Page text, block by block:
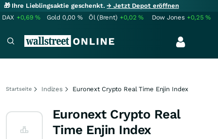
🎁 Ihre Lieblingsaktie geschenkt.→ Jetzt Depot eröffnen
DAX +0,69% Gold 0,00 % Öl (Brent) +0,02% Dow Jones +0,25%
Startseite Indizes Euronext Crypto Real Time Enjin Index
Euronext Crypto Real
Time Enjin Index